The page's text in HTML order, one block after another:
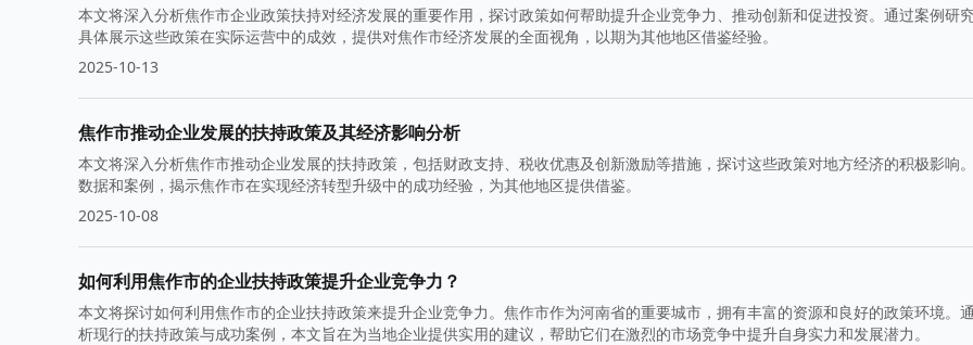
本文将深入分析焦作市企业政策扶持对经济发展的重要作用，探讨政策如何帮助提升企业竞争力、推动创新和促进投资。通过案例研
具体展示这些政策在实际运营中的成效，提供对焦作市经济发展的全面视角，以期为其他地区借鉴经验。
2025-10-13
焦作市推动企业发展的扶持政策及其经济影响分析
本文将深入分析焦作市推动企业发展的扶持政策，包括财政支持、税收优惠及创新激励等措施，探讨这些政策对地方经济的积极影响
数据和案例，揭示焦作市在实现经济转型升级中的成功经验，为其他地区提供借鉴。
2025-10-08
如何利用焦作市的企业扶持政策提升企业竞争力？
本文将探讨如何利用焦作市的企业扶持政策来提升企业竞争力。焦作市作为河南省的重要城市，拥有丰富的资源和良好的政策环境。
析现行的扶持政策与成功案例，本文旨在为当地企业提供实用的建议，帮助它们在激烈的市场竞争中提升自身实力和发展潜力。